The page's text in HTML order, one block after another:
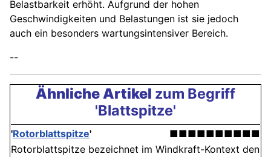
Belastbarkeit erhöht. Aufgrund der hohen
Geschwindigkeiten und Belastungen ist sie jedoch
auch ein besonders wartungsintensiver Bereich.
--
Ähnliche Artikel zum Begriff
'Blattspitze'
'Rotorblattspitze'
■■■■■■■■■■
Rotorblattspitze bezeichnet im Windkraft-Kontext den